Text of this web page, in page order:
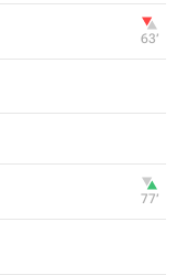
63‎’‎
77‎’‎